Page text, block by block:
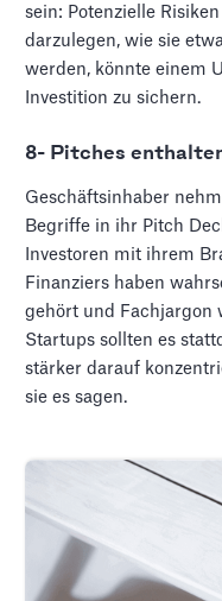
sein: Potenzielle
darzulegen, wie sie
werden, könnte einem
Investition zu sichern.
8- Pitches
Geschäftsinhaber
Begriffe in ihr Pitch
Investoren mit ihrem
Finanziers haben
gehört und Fachjargon
Startups sollten es
stärker darauf
sie es sagen.